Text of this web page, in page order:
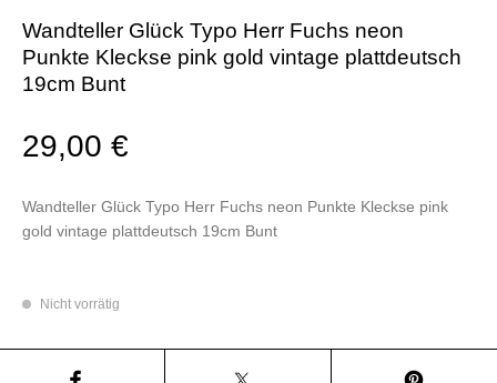
Wandteller Glück Typo Herr Fuchs neon
Punkte Kleckse pink gold vintage plattdeutsch
19cm Bunt
29,00€
Wandteller Glück Typo Herr Fuchs neon Punkte Kleckse pink
gold vintage plattdeutsch 19cm Bunt
Nicht vorrätig